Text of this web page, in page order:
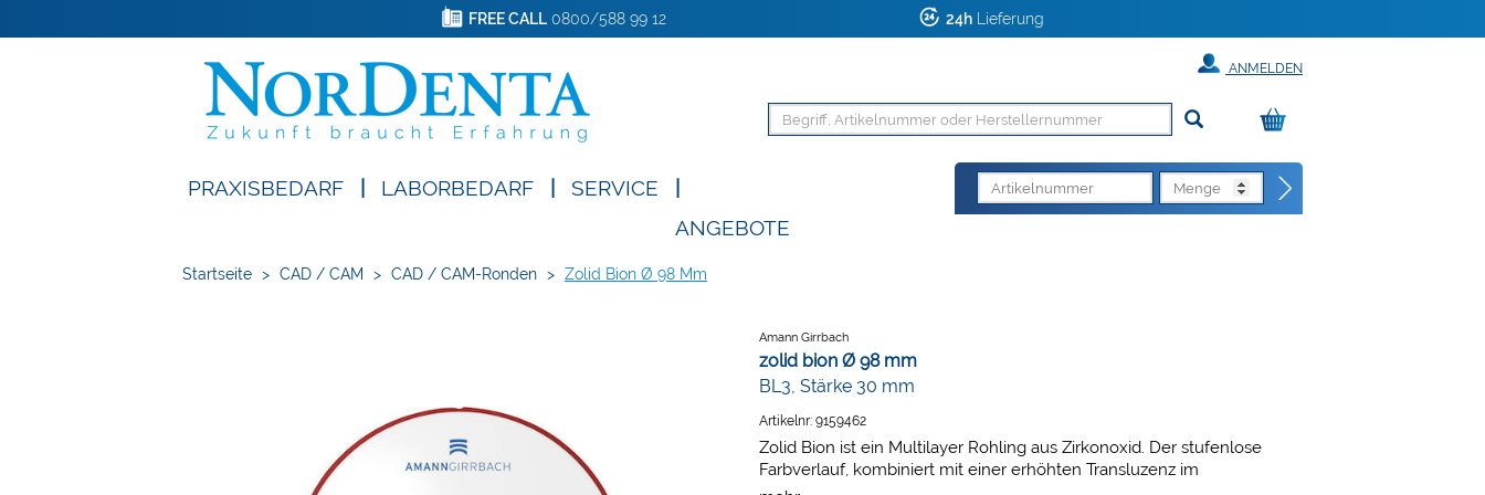
FREE CALL0800/588 99 12 24h Lieferung
ANMELDEN
PRAXISBEDARF LABORBEDARF SERVICE
ANGEBOTE
Startseite > CAD / CAM > CAD / CAM-Ronden > Zolid Bion Ø 98 Mm
Amann Girrbach
zolid bion Ø 98 mm
BL3, Stärke 30 mm
Artikelnr: 9159462
Zolid Bion ist ein Multilayer Rohling aus Zirkonoxid. Der stufenlose
Farbverlauf, kombiniert mit einer erhöhten Transluzenz im
Schneidebereich, schafft Natürlichkeit ohne Abstriche in Bezug auf